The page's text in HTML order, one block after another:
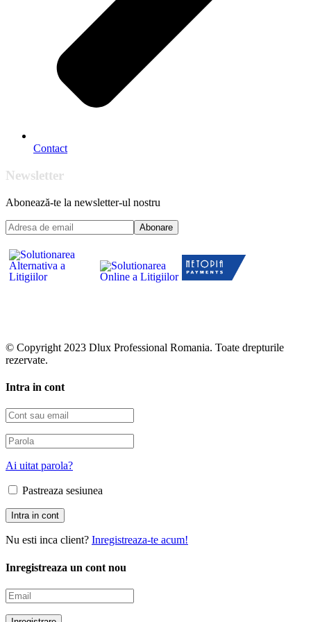
Contact
Newsletter
Abonează-te la newsletter-ul nostru
© Copyright 2023 Dlux Professional Romania. Toate drepturile
rezervate.
Intra in cont
Ai uitat parola?
Pastreaza sesiunea
Nu esti inca client? Inregistreaza-te acum!
Inregistreaza un cont nou